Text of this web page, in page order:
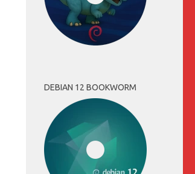
DEBIAN 12 BOOKWORM